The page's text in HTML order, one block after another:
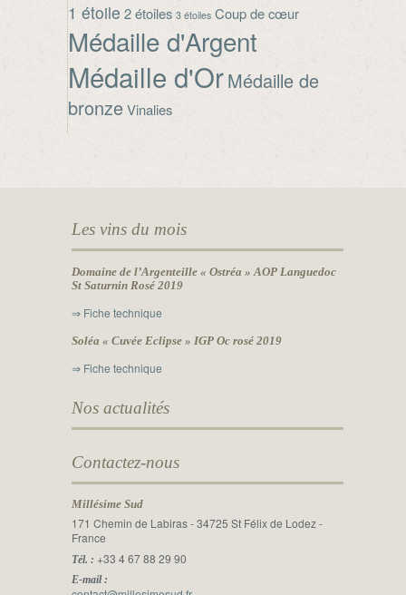
1 étoile 2 étoiles 3 étoiles Coup de cœur
Médaille d'Argent
Médaille d'OrMédaille de
bronzeVinalies
Les vins du mois
Domaine de l’Argenteille « Ostréa » AOP Languedoc
St Saturnin Rosé 2019
⇒ Fiche technique
Soléa « Cuvée Eclipse » IGP Oc rosé 2019
⇒ Fiche technique
Nos actualités
Contactez-nous
Millésime Sud
171 Chemin de Labiras - 34725 St Félix de Lodez -
France
Tél. : +33 4 67 88 29 90
E-mail :